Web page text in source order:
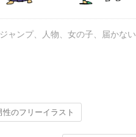
ジャンプ、 人物、 女の子、 届かない
のフリーイラスト